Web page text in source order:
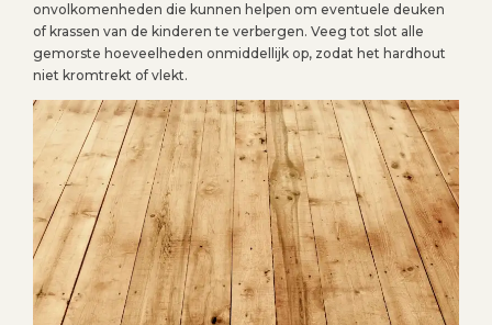
onvolkomenheden die kunnen helpen om eventuele deuken
of krassen van de kinderen te verbergen. Veeg tot slot alle
gemorste hoeveelheden onmiddellijk op, zodat het hardhout
niet kromtrekt of vlekt.